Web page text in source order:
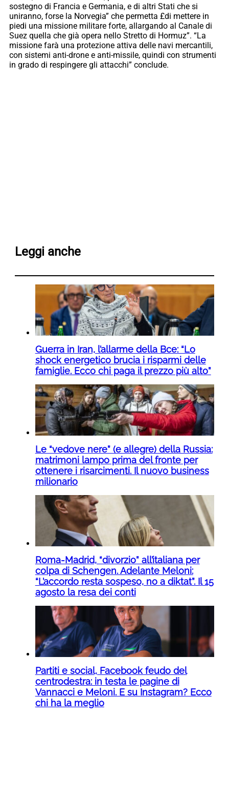
sostegno di Francia e Germania, e di altri Stati che si
uniranno, forse la Norvegia” che permetta £di mettere in
piedi una missione militare forte, allargando al Canale di
Suez quella che già opera nello Stretto di Hormuz”. “La
missione farà una protezione attiva delle navi mercantili,
con sistemi anti-drone e anti-missile, quindi con strumenti
in grado di respingere gli attacchi” conclude.
Leggi anche
Guerra in Iran, l’allarme della Bce: “Lo
shock energetico brucia i risparmi delle
famiglie. Ecco chi paga il prezzo più alto”
Le “vedove nere” (e allegre) della Russia:
matrimoni lampo prima del fronte per
ottenere i risarcimenti. Il nuovo business
milionario
Roma-Madrid, “divorzio” all’italiana per
colpa di Schengen. Adelante Meloni:
“L’accordo resta sospeso, no a diktat”. Il 15
agosto la resa dei conti
Partiti e social, Facebook feudo del
centrodestra: in testa le pagine di
Vannacci e Meloni. E su Instagram? Ecco
chi ha la meglio